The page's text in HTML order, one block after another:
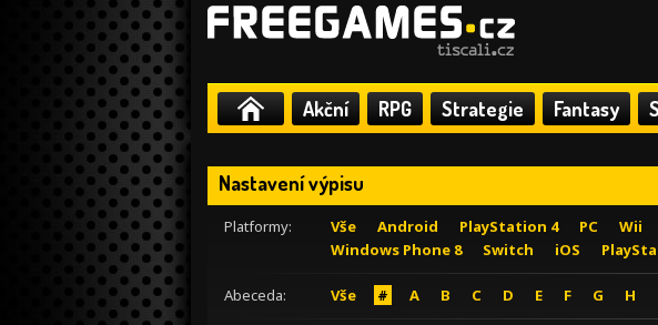
Akční RPG Strategie Fantasy
Nastavení výpisu
Platformy: Vše Android PlayStation 4 PC Wii
Windows Phone 8
Switch iOS
Abeceda: Vše # A B C D E F G H